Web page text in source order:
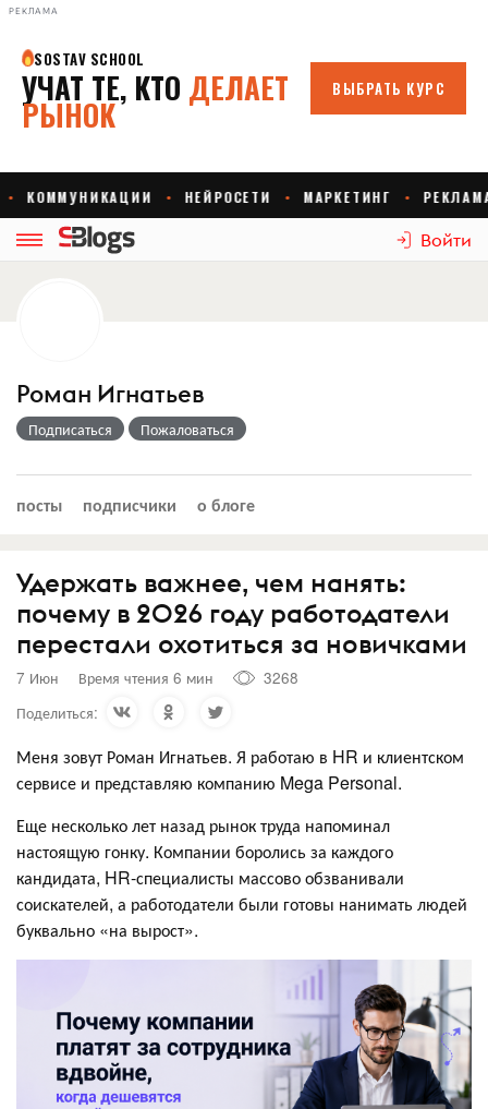
РЕКЛАМА
Войти
Роман Игнатьев
Подписаться Пожаловаться
посты подписчики о блоге
Удержать важнее, чем нанять:
почему в 2026 году работодатели
перестали охотиться за новичками
7 Июн Время чтения 6 мин
3268
Поделиться:
Меня зовут Роман Игнатьев. Я работаю в HR и клиентском
сервисе и представляю компанию Mega Personal.
Еще несколько лет назад рынок труда напоминал
настоящую гонку. Компании боролись за каждого
кандидата, HR-специалисты массово обзванивали
соискателей, а работодатели были готовы нанимать людей
буквально «на вырост».